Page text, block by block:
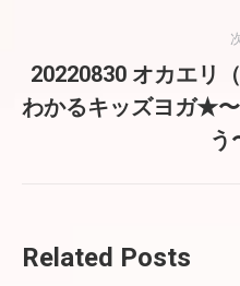
ゲ
ー
ン
20220830 オカエリ
わかるキッズヨガ★〜
う
Related Posts